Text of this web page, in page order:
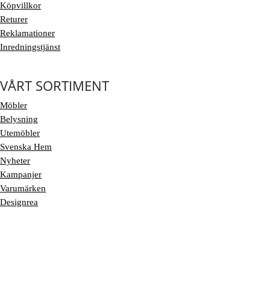
Köpvillkor
Returer
Reklamationer
Inredningstjänst
VÅRT SORTIMENT
Möbler
Belysning
Utemöbler
Svenska Hem
Nyheter
Kampanjer
Varumärken
Designrea